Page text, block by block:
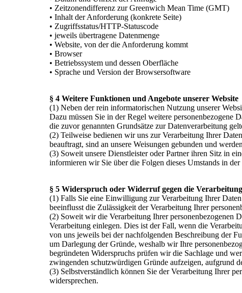
• Zeitzonendifferenz zur Greenwich Mean Time (GMT)
• Inhalt der Anforderung (konkrete Seite)
• Zugriffsstatus/HTTP-Statuscode
• jeweils übertragene Datenmenge
• Website, von der die Anforderung kommt
• Browser
• Betriebssystem und dessen Oberfläche
• Sprache und Version der Browsersoftware
§ 4 Weitere Funktionen und Angebote unserer Website
(1) Neben der rein informatorischen Nutzung unserer
Dazu müssen Sie in der Regel weitere
die zuvor genannten Grundsätze zur Datenverarbeitung
(2) Teilweise bedienen wir uns zur Verarbeitung Ihrer
beauftragt, sind an unsere Weisungen gebunden und
(3) Soweit unsere Dienstleister oder Partner ihren Sitz in
informieren wir Sie über die Folgen dieses Umstands in
§ 5 Widerspruch oder Widerruf gegen die
(1) Falls Sie eine Einwilligung zur Verarbeitung Ihrer
beeinflusst die Zulässigkeit der Verarbeitung Ihrer
(2) Soweit wir die Verarbeitung Ihrer personenbezogenen
Verarbeitung einlegen. Dies ist der Fall, wenn die
von uns jeweils bei der nachfolgenden Beschreibung der
um Darlegung der Gründe, weshalb wir Ihre
begründeten Widerspruchs prüfen wir die Sachlage und
zwingenden schutzwürdigen Gründe aufzeigen, aufgrund
(3) Selbstverständlich können Sie der Verarbeitung Ihrer
widersprechen.